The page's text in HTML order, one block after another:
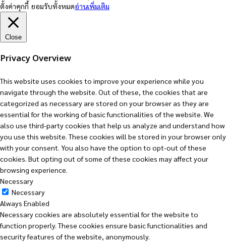
ตั้งค่าคุกกี้ ยอมรับทั้งหมดอ่านเพิ่มเติม
Close
Privacy Overview
This website uses cookies to improve your experience while you
navigate through the website. Out of these, the cookies that are
categorized as necessary are stored on your browser as they are
essential for the working of basic functionalities of the website. We
also use third-party cookies that help us analyze and understand how
you use this website. These cookies will be stored in your browser only
with your consent. You also have the option to opt-out of these
cookies. But opting out of some of these cookies may affect your
browsing experience.
Necessary
Necessary
Always Enabled
Necessary cookies are absolutely essential for the website to
function properly. These cookies ensure basic functionalities and
security features of the website, anonymously.